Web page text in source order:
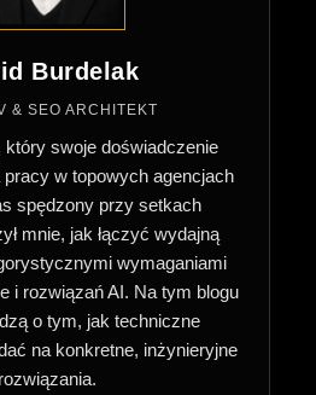
Burdelak
& SEO ARCHITEKT
który swoje doświadczenie
pracy w topowych agencjach
spędzony przy setkach
mnie, jak łączyć wydajną
wymaganiami
i rozwiązań AI. Na tym blogu
o tym, jak techniczne
na konkretne, inżynieryjne
rozwiązania.